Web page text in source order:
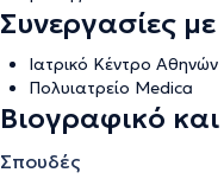
Συνεργασίες
Ιατρικό Κέντρο Αθηνών
Πολυιατρείο Medica
Βιογραφικό
Σπουδές